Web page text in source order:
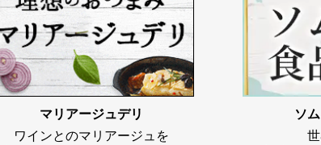
マリアージュデリ
ワインとのマリアージュを
ソ